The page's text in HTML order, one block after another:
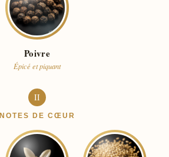
Poivre
Épicé et piquant
II
NOTES DE CŒUR